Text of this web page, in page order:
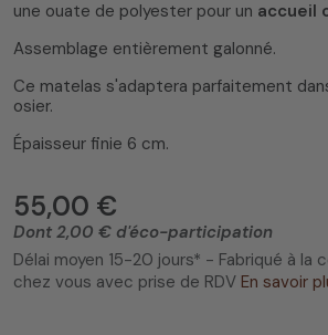
4.8/5(114 avis)
une ouate de polyester pour un accueil
Assemblage entièrement galonné.
Ce matelas s'adaptera parfaitement
osier.
Épaisseur finie 6 cm.
55,00 €
Dont 2,00 € d'éco-participation
Délai moyen 15-20 jours* - Fabriqué à la
chez vous avec prise de RDV En savoir